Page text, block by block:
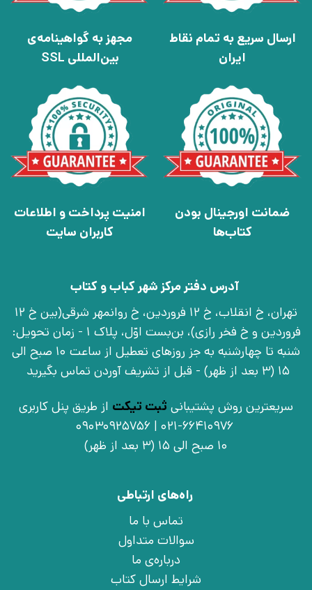
ارسال سریع به تمام نقاط
ایران
مجهز به گواهینامه‌ی
بین‌المللی SSL
ضمانت اورجینال بودن
کتاب‌ها
امنیت پرداخت و اطلاعات
کاربران سایت
آدرس دفتر مرکز شهر کباب و کتاب
تهران، خ انقلاب، خ 12 فروردین، خ روانمهر شرقی(بین خ 12
فروردین و خ فخر رازی)، بن‌بست اوّل، پلاک 1 - زمان تحویل:
شنبه تا چهارشنبه به جز روزهای تعطیل از ساعت 10 صبح الی
15 (3 بعد از ظهر) - قبل از تشریف آوردن تماس بگیرید
سریعترین روش پشتیبانی ثبت تیکت از طریق پنل کاربری
021-66410976 | 09030925756
10 صبح الی 15 (3 بعد از ظهر)
راه‌های ارتباطی
تماس با ما
سوالات متداول
درباره‌ی ما
شرایط ارسال کتاب